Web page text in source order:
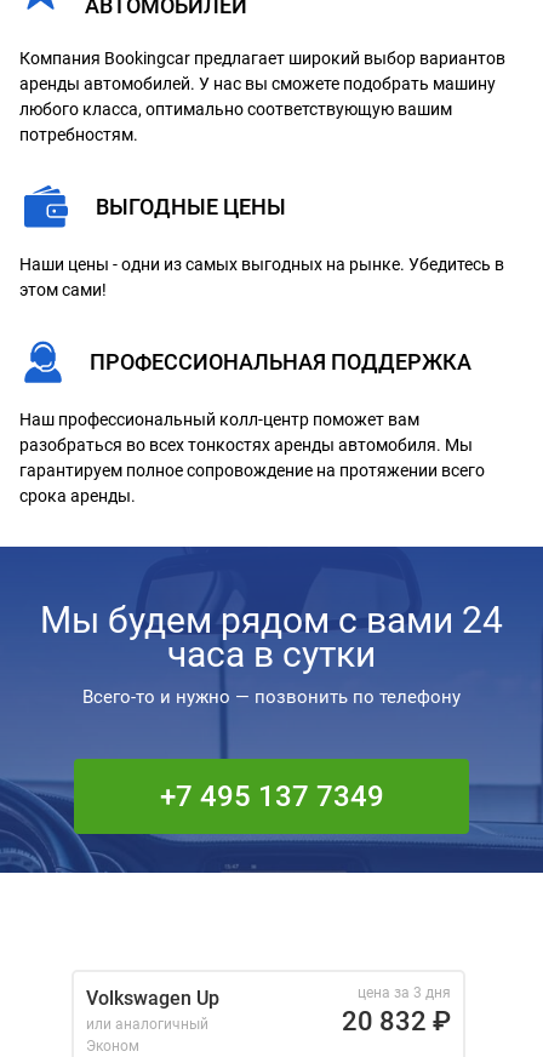
АВТОМОБИЛЕЙ
Компания Bookingcar предлагает широкий выбор вариантов
аренды автомобилей. У нас вы сможете подобрать машину
любого класса, оптимально соответствующую вашим
потребностям.
ВЫГОДНЫЕ ЦЕНЫ
Наши цены - одни из самых выгодных на рынке. Убедитесь в
этом сами!
ПРОФЕССИОНАЛЬНАЯ ПОДДЕРЖКА
Наш профессиональный колл-центр поможет вам
разобраться во всех тонкостях аренды автомобиля. Мы
гарантируем полное сопровождение на протяжении всего
срока аренды.
Мы будем рядом с вами 24
часа в сутки
Всего-то и нужно — позвонить по телефону
+7 495 137 7349
Volkswagen Up
или аналогичный
Эконом
цена за 3 дня
20 832 ₽